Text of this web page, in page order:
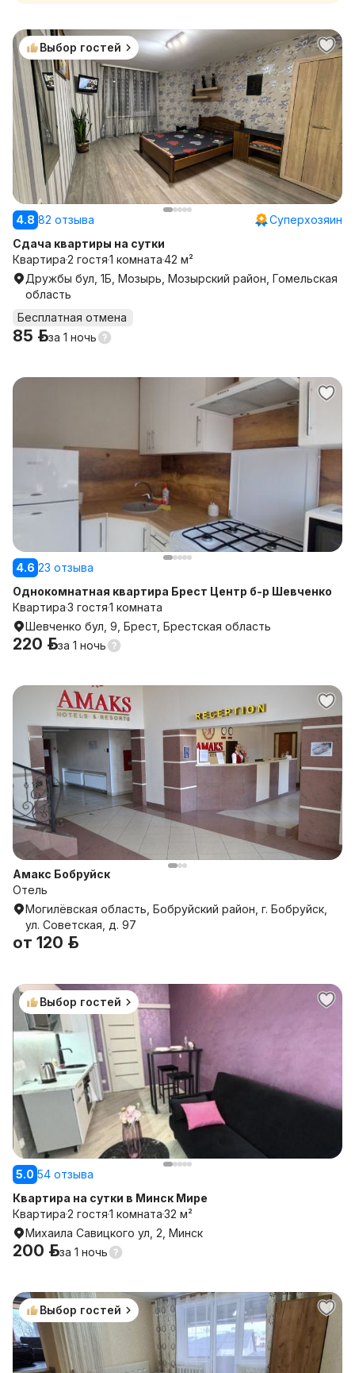
Выбор гостей
4.8 82 отзыва
Суперхозяин
Сдача квартиры на сутки
Квартира2 гостя1 комната42 м²
Дружбы бул, 1Б, Мозырь, Мозырский район, Гомельская
область
Бесплатная отмена
85 р.за 1 ночь
4.6 23 отзыва
Однокомнатная квартира Брест Центр б-р Шевченко
Квартира3 гостя1 комната
Шевченко бул, 9, Брест, Брестская область
220 р.за 1 ночь
Амакс Бобруйск
Отель
Могилёвская область, Бобруйский район, г. Бобруйск,
ул. Советская, д. 97
от 120 р.
Выбор гостей
5.0 54 отзыва
Квартира на сутки в Минск Мире
Квартира2 гостя1 комната32 м²
Михаила Савицкого ул, 2, Минск
200 р.за 1 ночь
Выбор гостей